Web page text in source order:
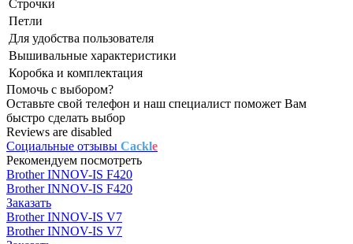
Строчки
Петли
Для удобства пользователя
Вышивальные характеристики
Коробка и комплектация
Помочь с выбором?
Оставьте свой телефон и наш специалист поможет Вам
быстро сделать выбор
Reviews are disabled
Социальные отзывы Cackle
Рекомендуем посмотреть
Brother INNOV-IS F420
Brother INNOV-IS F420
Заказать
Brother INNOV-IS V7
Brother INNOV-IS V7